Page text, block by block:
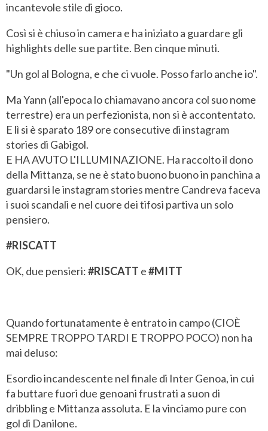
incantevole stile di gioco.
Così si è chiuso in camera e ha iniziato a guardare gli
highlights delle sue partite. Ben cinque minuti.
"Un gol al Bologna, e che ci vuole. Posso farlo anche io".
Ma Yann (all'epoca lo chiamavano ancora col suo nome
terrestre) era un perfezionista, non si è accontentato.
E lì si è sparato 189 ore consecutive di instagram
stories di Gabigol.
E HA AVUTO L'ILLUMINAZIONE. Ha raccolto il dono
della Mittanza, se ne è stato buono buono in panchina a
guardarsi le instagram stories mentre Candreva faceva
i suoi scandali e nel cuore dei tifosi partiva un solo
pensiero.
#RISCATT
OK, due pensieri:#RISCATT e#MITT
Quando fortunatamente è entrato in campo (CIOÈ
SEMPRE TROPPO TARDI E TROPPO POCO) non ha
mai deluso:
Esordio incandescente nel finale di Inter Genoa, in cui
fa buttare fuori due genoani frustrati a suon di
dribbling e Mittanza assoluta. E la vinciamo pure con
gol di Danilone.